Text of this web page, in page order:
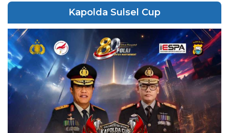
Kapolda Sulsel Cup